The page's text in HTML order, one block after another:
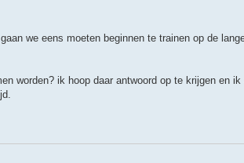
we eens moeten beginnen te trainen op de
worden? ik hoop daar antwoord op te krijgen en